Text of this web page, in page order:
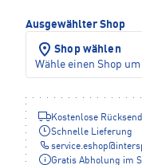
Ausgewählter Shop
Shop wählen
Wähle einen Shop
Kostenlose
Schnelle Lieferung
service.eshop@
Gratis Abholung im